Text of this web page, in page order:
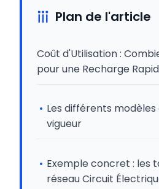
Plan de l'article
Coût d'Utilisation :
pour une Recharge
Les différents
vigueur
Exemple concret : les
réseau Circuit